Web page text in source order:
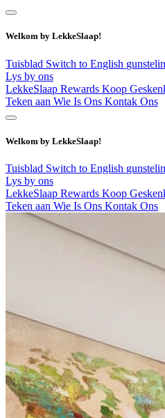
Welkom by LekkeSlaap!
Tuisblad Switch to English
Lys by ons
LekkeSlaap Rewards Koop
Teken aan Wie Is Ons Kontak Ons
Welkom by LekkeSlaap!
Tuisblad Switch to English
Lys by ons
LekkeSlaap Rewards Koop
Teken aan Wie Is Ons Kontak Ons